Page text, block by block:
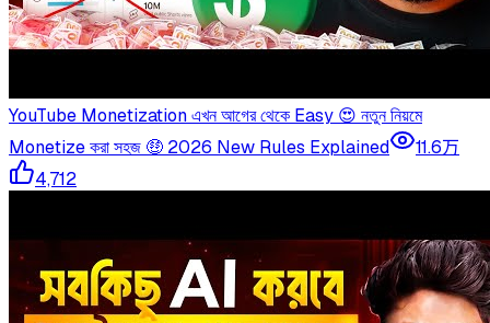
YouTube Monetization এখন আগের থেকে Easy 😍 নতুন নিয়মে
Monetize করা সহজ 🤑 2026 New Rules Explained
11.6万
4,712